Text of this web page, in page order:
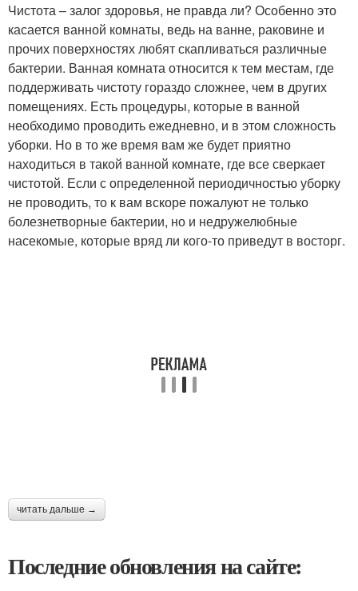
Чистота – залог здоровья, не правда ли? Особенно это
касается ванной комнаты, ведь на ванне, раковине и
прочих поверхностях любят скапливаться различные
бактерии. Ванная комната относится к тем местам, где
поддерживать чистоту гораздо сложнее, чем в других
помещениях. Есть процедуры, которые в ванной
необходимо проводить ежедневно, и в этом сложность
уборки. Но в то же время вам же будет приятно
находиться в такой ванной комнате, где все сверкает
чистотой. Если с определенной периодичностью уборку
не проводить, то к вам вскоре пожалуют не только
болезнетворные бактерии, но и недружелюбные
насекомые, которые вряд ли кого-то приведут в восторг.
читать дальше →
Последние обновления на сайте: